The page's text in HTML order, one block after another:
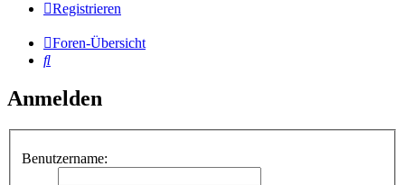
Registrieren
Foren-Übersicht
Suche
Anmelden
Benutzername: